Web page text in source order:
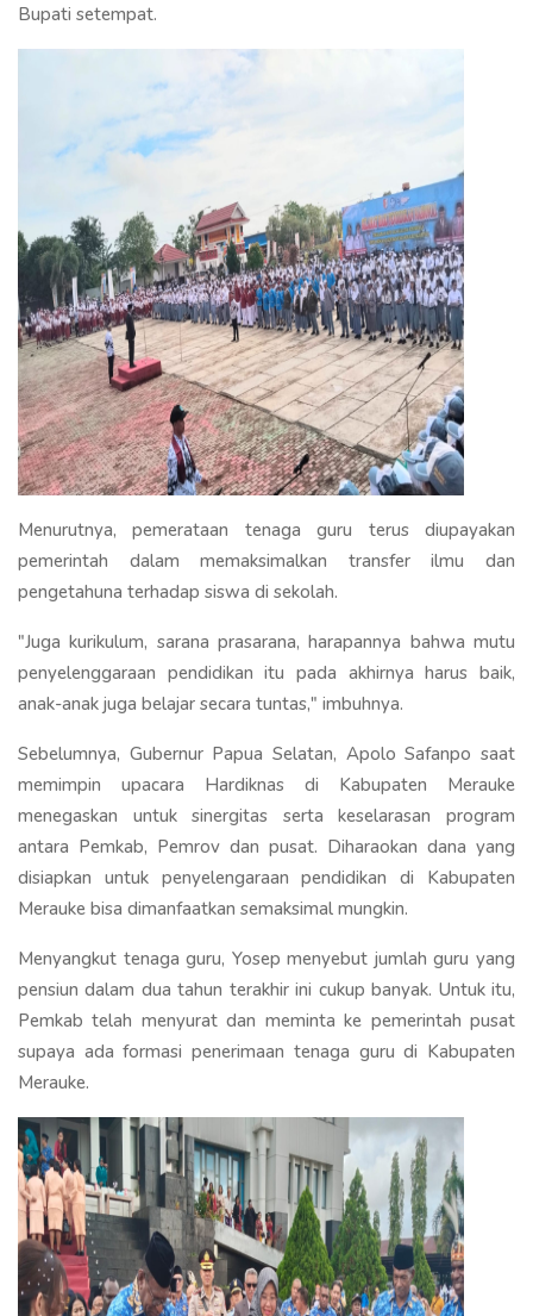
Bupati setempat.
Menurutnya, pemerataan tenaga guru terus diupayakan
pemerintah dalam memaksimalkan transfer ilmu dan
pengetahuna terhadap siswa di sekolah.
"Juga kurikulum, sarana prasarana, harapannya bahwa mutu
penyelenggaraan pendidikan itu pada akhirnya harus baik,
anak-anak juga belajar secara tuntas," imbuhnya.
Sebelumnya, Gubernur Papua Selatan, Apolo Safanpo saat
memimpin upacara Hardiknas di Kabupaten Merauke
menegaskan untuk sinergitas serta keselarasan program
antara Pemkab, Pemrov dan pusat. Diharaokan dana yang
disiapkan untuk penyelengaraan pendidikan di Kabupaten
Merauke bisa dimanfaatkan semaksimal mungkin.
Menyangkut tenaga guru, Yosep menyebut jumlah guru yang
pensiun dalam dua tahun terakhir ini cukup banyak. Untuk itu,
Pemkab telah menyurat dan meminta ke pemerintah pusat
supaya ada formasi penerimaan tenaga guru di Kabupaten
Merauke.